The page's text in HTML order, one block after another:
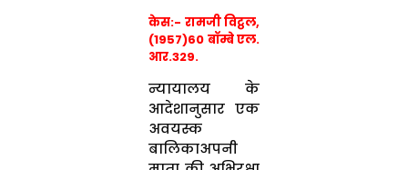
केस:- रामजी विट्ठल,
(1957)60 बॉम्बे एल.
आर.329.
न्यायालय के
आदेशानुसार एक
अवयस्क
बालिकाअपनी